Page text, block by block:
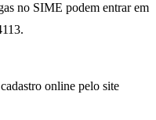
no SIME podem entrar em
online pelo site